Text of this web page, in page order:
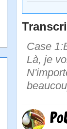
Case
Là, je